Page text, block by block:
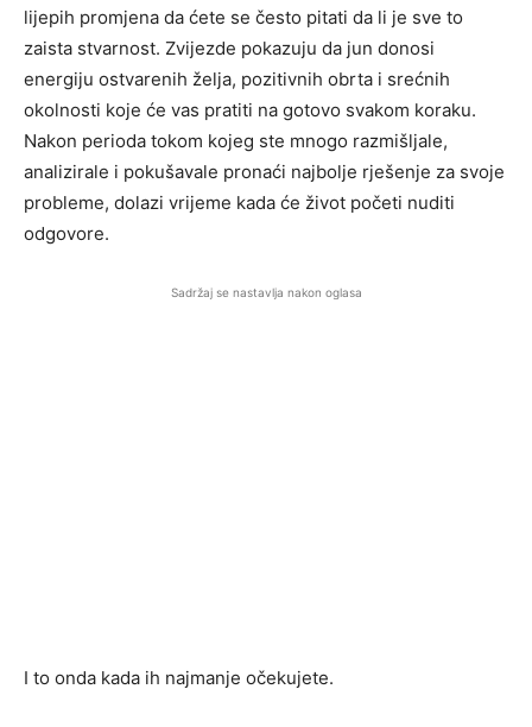
lijepih promjena da ćete se često pitati da li je sve to
zaista stvarnost. Zvijezde pokazuju da jun donosi
energiju ostvarenih želja, pozitivnih obrta i srećnih
okolnosti koje će vas pratiti na gotovo svakom koraku.
Nakon perioda tokom kojeg ste mnogo razmišljale,
analizirale i pokušavale pronaći najbolje rješenje za svoje
probleme, dolazi vrijeme kada će život početi nuditi
odgovore.
Sadržaj se nastavlja nakon oglasa
I to onda kada ih najmanje očekujete.